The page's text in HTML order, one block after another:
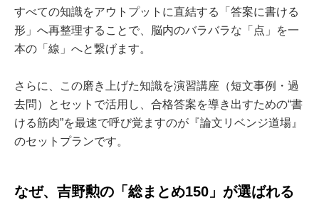
すべての知識をアウトプットに直結する「答案に書ける
形」へ再整理することで、脳内のバラバラな「点」を一
本の「線」へと繋げます。
さらに、この磨き上げた知識を演習講座（短文事例・過
去問）とセットで活用し、合格答案を導き出すための“書
ける筋肉”を最速で呼び覚ますのが『論文リベンジ道場』
のセットプランです。
なぜ、吉野勲の「総まとめ150」が選ばれる